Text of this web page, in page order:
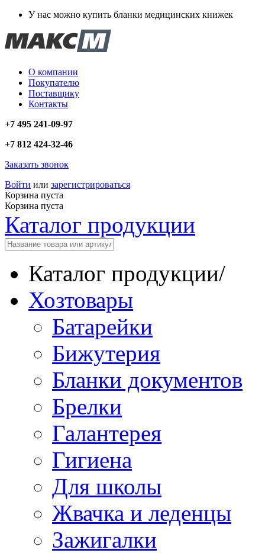
У нас можно купить бланки медицинских книжек
О компании
Покупателю
Поставщику
Контакты
+7 495 241-09-97
+7 812 424-32-46
Заказать звонок
Войти или зарегистрироваться
Корзина пуста
Корзина пуста
Каталог продукции
Каталог продукции/
Хозтовары
Батарейки
Бижутерия
Бланки документов
Брелки
Галантерея
Гигиена
Для школы
Жвачка и леденцы
Зажигалки